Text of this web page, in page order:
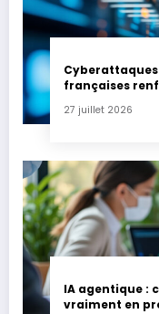
Cyberattaques
françaises
27 juillet 2026
IA agentique :
vraiment en